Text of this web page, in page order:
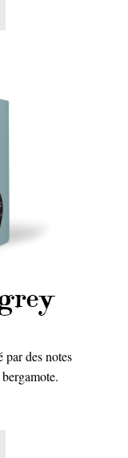
par des notes